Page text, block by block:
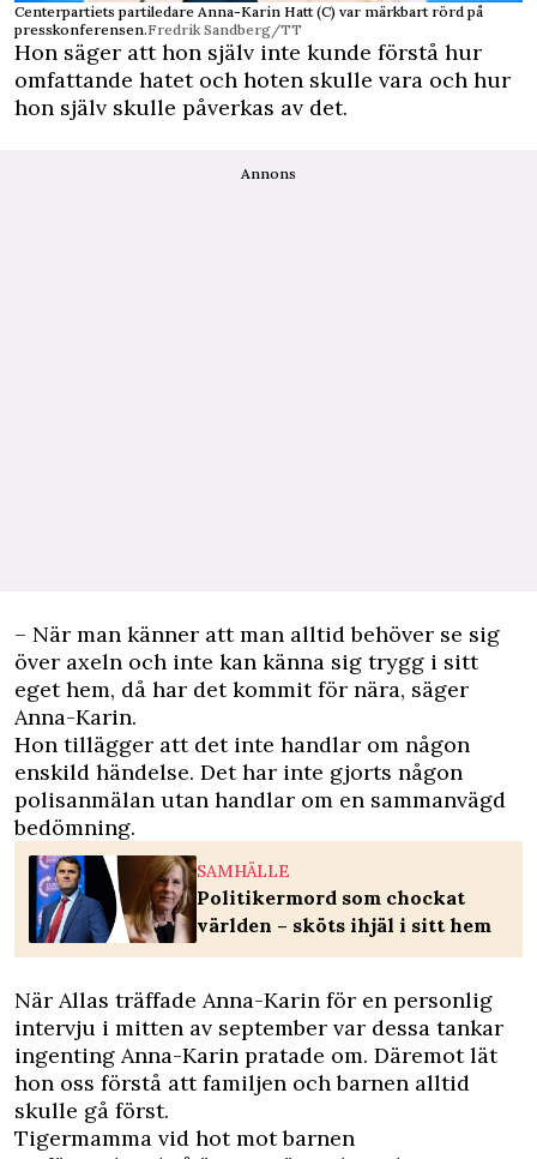
Centerpartiets partiledare Anna-Karin Hatt (C) var märkbart rörd på
presskonferensen.Fredrik Sandberg/TT
Hon säger att hon själv inte kunde förstå hur
omfattande hatet och hoten skulle vara och hur
hon själv skulle påverkas av det.
Annons
– När man känner att man alltid behöver se sig
över axeln och inte kan känna sig trygg i sitt
eget hem, då har det kommit för nära, säger
Anna-Karin.
Hon tillägger att det inte handlar om någon
enskild händelse. Det har inte gjorts någon
polisanmälan utan handlar om en sammanvägd
bedömning.
SAMHÄLLE
Politikermord som chockat
världen – sköts ihjäl i sitt hem
När Allas träffade Anna-Karin för en personlig
intervju i mitten av september var dessa tankar
ingenting Anna-Karin pratade om. Däremot lät
hon oss förstå att familjen och barnen alltid
skulle gå först.
Tigermamma vid hot mot barnen